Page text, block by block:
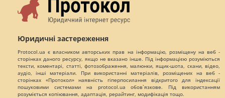
Юридичні застереження
Protocol.ua є власником авторських прав на інформацію, розміщену на веб -
сторінках даного ресурсу, якщо не вказано інше. Під інформацією розуміються
тексти, коментарі, статті, фотозображення, малюнки, ящик-шота, скани, відео,
аудіо, інші матеріали. При використанні матеріалів, розміщених на веб -
сторінках «Протокол» наявність гіперпосилання відкритого для індексації
пошуковими системами на protocol.ua обов`язкове. Під використанням
розуміється копіювання, адаптація, рерайтинг, модифікація тощо.